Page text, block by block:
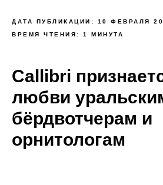
ДАТА ПУБЛИКАЦИИ: 10 ФЕВРАЛЯ
ВРЕМЯ ЧТЕНИЯ: 1 МИНУТА
Callibri
любви
бёрдвотчерам и
орнитологам